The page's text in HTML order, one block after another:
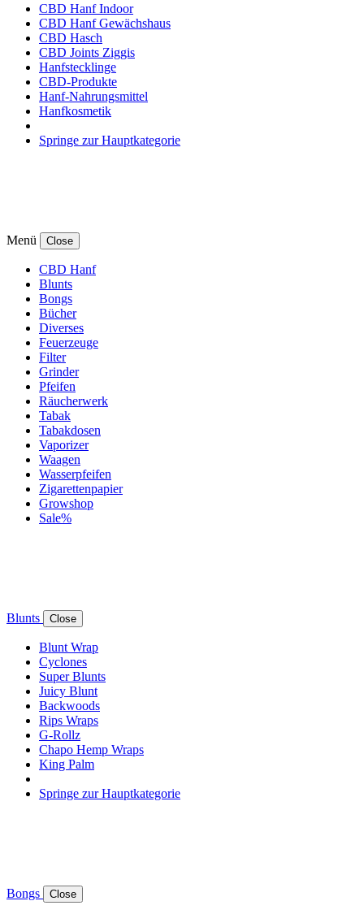
CBD Hanf Indoor
CBD Hanf Gewächshaus
CBD Hasch
CBD Joints Ziggis
Hanfstecklinge
CBD-Produkte
Hanf-Nahrungsmittel
Hanfkosmetik
Springe zur Hauptkategorie
Menü Close
CBD Hanf
Blunts
Bongs
Bücher
Diverses
Feuerzeuge
Filter
Grinder
Pfeifen
Räucherwerk
Tabak
Tabakdosen
Vaporizer
Waagen
Wasserpfeifen
Zigarettenpapier
Growshop
Sale%
Blunts Close
Blunt Wrap
Cyclones
Super Blunts
Juicy Blunt
Backwoods
Rips Wraps
G-Rollz
Chapo Hemp Wraps
King Palm
Springe zur Hauptkategorie
Bongs Close